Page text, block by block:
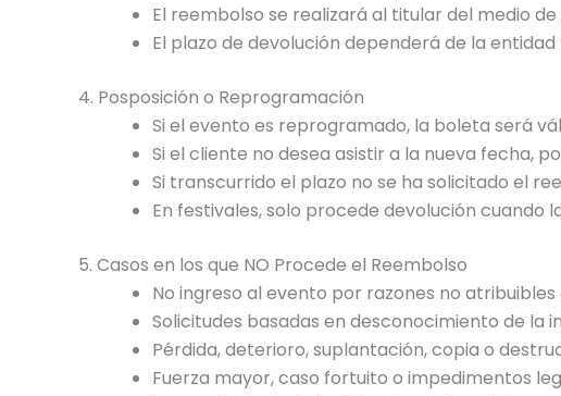
El reembolso se realizará al titular del medio de
El plazo de devolución dependerá de la
4. Posposición o Reprogramación
Si el evento es reprogramado, la boleta será
Si el cliente no desea asistir a la nueva fecha,
Si transcurrido el plazo no se ha solicitado el
En festivales, solo procede devolución
5. Casos en los que NO Procede el Reembolso
No ingreso al evento por razones no atribuibles
Solicitudes basadas en desconocimiento de la
Pérdida, deterioro, suplantación, copia o
Fuerza mayor, caso fortuito o impedimentos